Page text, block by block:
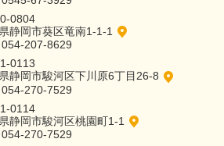
0804
静岡市葵区竜南1-1-1
054-207-8629
0113
静岡市駿河区下川原6丁目26-8
054-270-7529
0114
静岡市駿河区桃園町1-1
054-270-7529